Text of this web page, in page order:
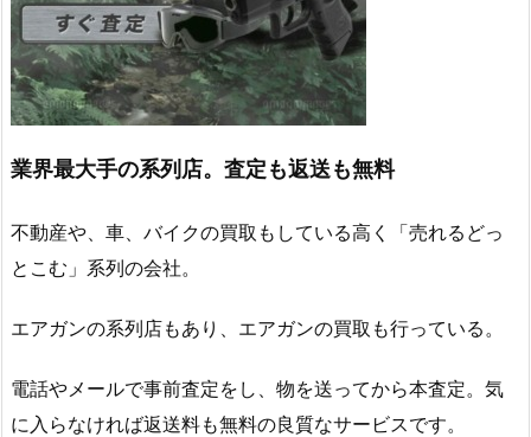
業界最大手の系列店。査定も返送も無料
不動産や、車、バイクの買取もしている高く「売れるどっ
とこむ」系列の会社。
エアガンの系列店もあり、エアガンの買取も行っている。
電話やメールで事前査定をし、物を送ってから本査定。気
に入らなければ返送料も無料の良質なサービスです。